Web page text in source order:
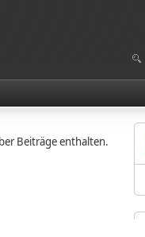
Beiträge enthalten.